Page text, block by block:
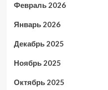
Февраль 2026
Январь 2026
Декабрь 2025
Ноябрь 2025
Октябрь 2025